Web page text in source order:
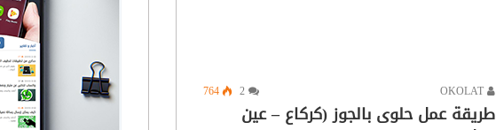
764
طريقة عمل حلوى بالجوز (كركاع – عين